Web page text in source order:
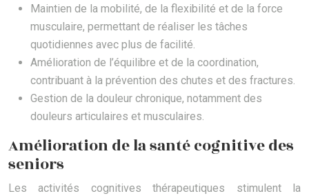
Maintien de la mobilité, de la flexibilité et de la force
musculaire, permettant de réaliser les tâches
quotidiennes avec plus de facilité.
Amélioration de l’équilibre et de la coordination,
contribuant à la prévention des chutes et des fractures.
Gestion de la douleur chronique, notamment des
douleurs articulaires et musculaires.
Amélioration de la santé cognitive des
seniors
Les activités cognitives thérapeutiques stimulent la